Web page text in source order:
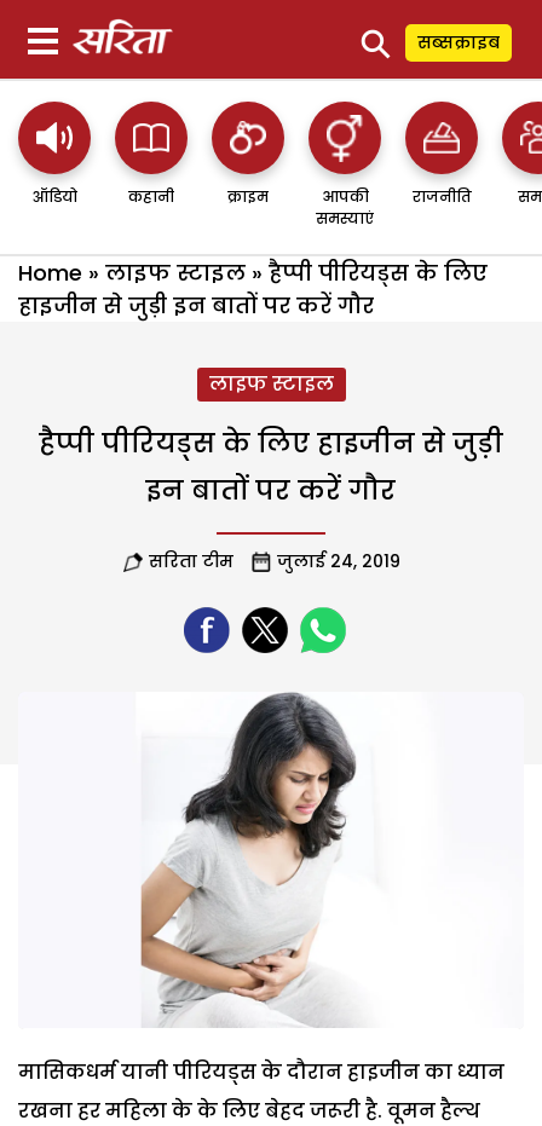
⚲ सब्सक्राइब
ऑडियो कहानी क्राइम
आपकी
समस्याएं
राजनीति
Home » लाइफ स्टाइल » हैप्पी पीरियड्स के लिए
हाइजीन से जुड़ी इन बातों पर करें गौर
लाइफ स्टाइल
हैप्पी पीरियड्स के लिए हाइजीन से जुड़ी
इन बातों पर करें गौर
सरिता टीम जुलाई 24, 2019
मासिकधर्म यानी पीरियड्स के दौरान हाइजीन का ध्यान
रखना हर महिला के के लिए बेहद जरूरी है. वूमन हैल्थ